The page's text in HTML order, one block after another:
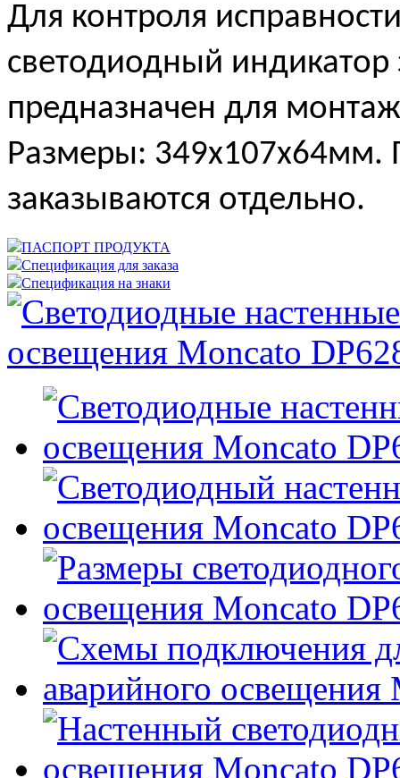
Для контроля
светодиодный
предназначен для
Размеры:
заказываются отдельно.
ПАСПОРТ ПРОДУКТА
Спецификация для заказа
Спецификация на знаки